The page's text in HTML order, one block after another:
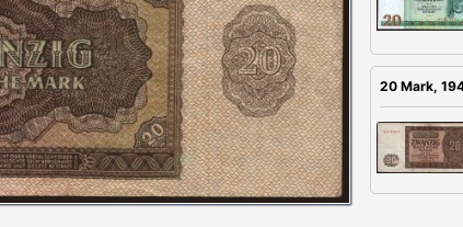
20 Mark,